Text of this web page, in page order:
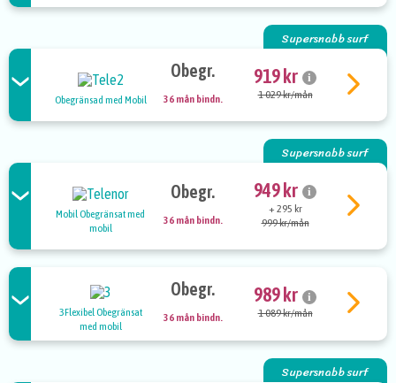
Supersnabb surf
Obegränsad med Mobil
Obegr.
36 mån bindn.
919 kr i
1 029 kr/mån
Supersnabb surf
Mobil Obegränsat med
mobil
Obegr.
36 mån bindn.
949 kr i
+ 295 kr
999 kr/mån
3Flexibel Obegränsat
med mobil
Obegr.
36 mån bindn.
989 kr i
1 089 kr/mån
Supersnabb surf